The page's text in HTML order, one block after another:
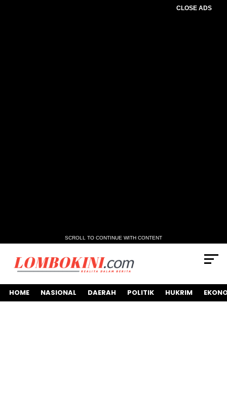
CLOSE ADS
SCROLL TO CONTINUE WITH CONTENT
HOME NASIONAL DAERAH POLITIK HUKRIM